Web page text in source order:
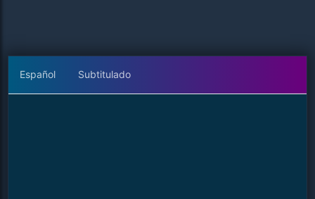
Español Subtitulado